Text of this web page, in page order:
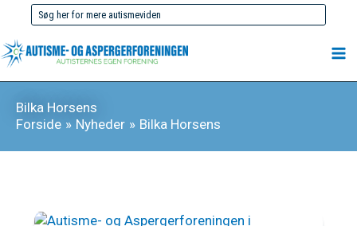
indholdet
Søg
efter:
Bilka Horsens
Forside
Nyheder Bilka Horsens